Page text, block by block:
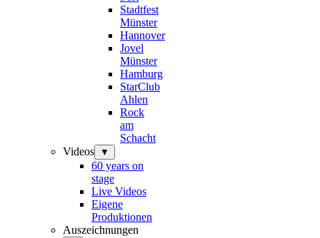
Stadtfest
Münster
Hannover
Jovel
Münster
Hamburg
StarClub
Ahlen
Rock
am
Schacht
Videos
▼
60 years on
stage
Live Videos
Eigene
Produktionen
Auszeichnungen